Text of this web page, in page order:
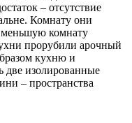
– отсутствие
Комнату они
комнату
прорубили арочный
кухню и
две изолированные
– пространства